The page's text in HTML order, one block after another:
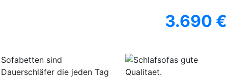
3.690 €
Sofabetten sind
Dauerschläfer die jeden Tag